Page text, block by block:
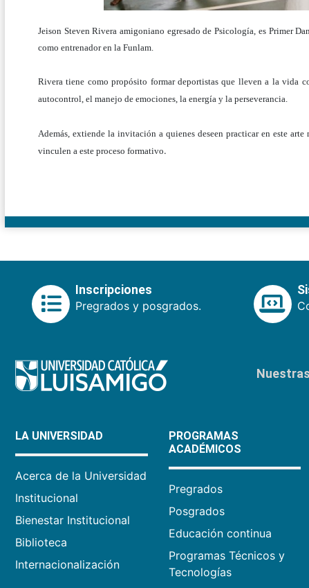
Jeison Steven Rivera amigoniano egresado de Psicología, es Primer
como entrenador en la Funlam.
Rivera tiene como propósito formar deportistas que lleven a la vida
autocontrol, el manejo de emociones, la energía y la perseverancia.
Además, extiende la invitación a quienes deseen practicar en este
vinculen a este proceso formativo.
Inscripciones
Pregrados y posgrados.
LA UNIVERSIDAD
Acerca de la Universidad
Institucional
Bienestar Institucional
Biblioteca
Internacionalización
PROGRAMAS
ACADÉMICOS
Pregrados
Posgrados
Educación continua
Programas Técnicos y
Tecnologías